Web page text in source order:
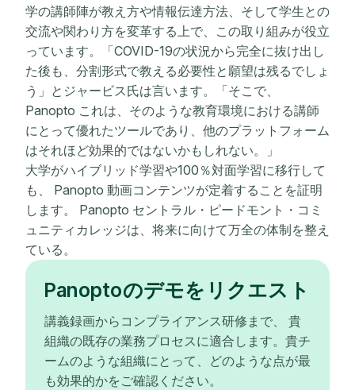
学の講師陣が教え方や情報伝達方法、そして学生との
交流や関わり方を変革する上で、この取り組みが役立
っています。「COVID-19の状況から完全に抜け出し
た後も、分割形式で教える必要性と願望は残るでしょ
う」とジャービス氏は言います。「そこで、
Panopto これは、そのような教育環境における講師
にとって優れたツールであり、他のプラットフォーム
はそれほど効果的ではないかもしれない。」
大学がハイブリッド学習や100％対面学習に移行して
も、 Panopto 動画コンテンツが定着することを証明
します。 Panopto セントラル・ピードモント・コミ
ュニティカレッジは、将来に向けて万全の体制を整え
ている。
Panoptoのデモをリクエスト
講義録画からコンプライアンス研修まで、 貴
組織の既存の業務プロセスに適合します。貴チ
ームのような組織にとって、どのような点が最
も効果的かをご確認ください。